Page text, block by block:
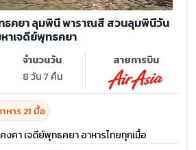
ธคยา ลุมพินี พาราณสี สวนลุมพินีวัน
าเจดีย์พุทธคยา
จำนวนวัน
8 วัน 7 คืน
สายการบิน
าหาร 21 มื้อ
งคา เจดีย์พุทธคยา อาหารไทยทุกเมื้อ